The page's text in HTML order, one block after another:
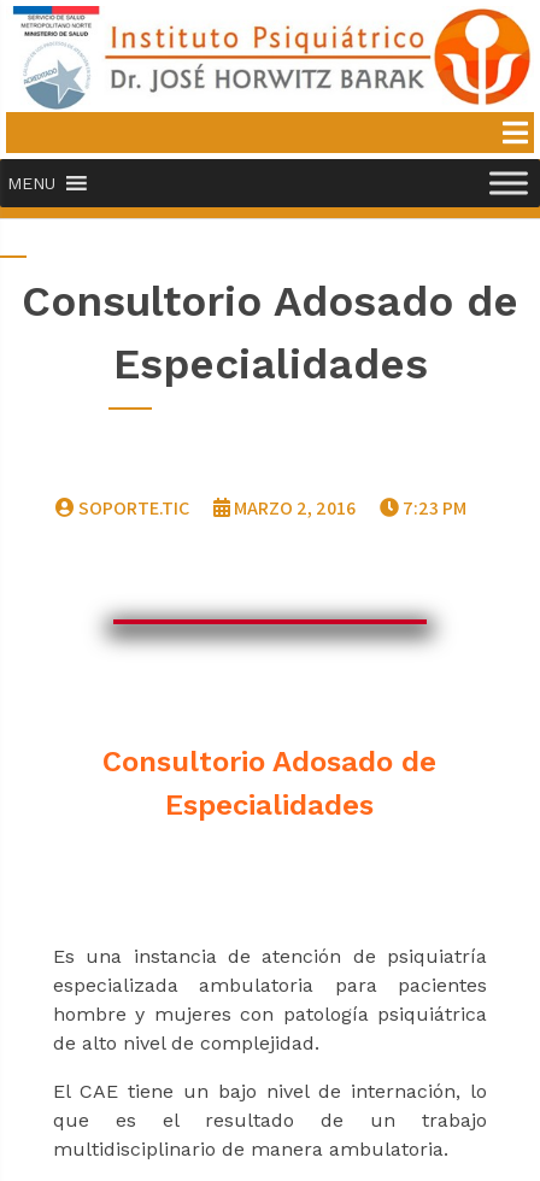
MENU
Consultorio Adosado de
Especialidades
SOPORTE.TIC MARZO 2, 2016 7:23 PM
Consultorio Adosado de
Especialidades
Es una instancia de atención de psiquiatría
especializada ambulatoria para pacientes
hombre y mujeres con patología psiquiátrica
de alto nivel de complejidad.
El CAE tiene un bajo nivel de internación, lo
que es el resultado de un trabajo
multidisciplinario de manera ambulatoria.